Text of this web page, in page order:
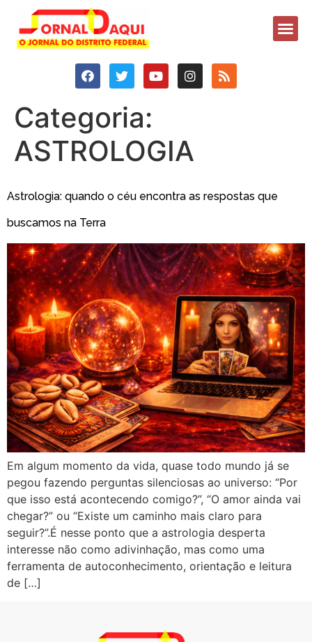
Categoria:
ASTROLOGIA
Astrologia: quando o céu encontra as respostas que
buscamos na Terra
Em algum momento da vida, quase todo mundo já se
pegou fazendo perguntas silenciosas ao universo: “Por
que isso está acontecendo comigo?”, “O amor ainda vai
chegar?” ou “Existe um caminho mais claro para
seguir?”.É nesse ponto que a astrologia desperta
interesse não como adivinhação, mas como uma
ferramenta de autoconhecimento, orientação e leitura
de […]